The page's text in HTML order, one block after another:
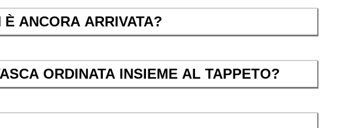
ANCORA ARRIVATA?
ORDINATA INSIEME AL TAPPETO?